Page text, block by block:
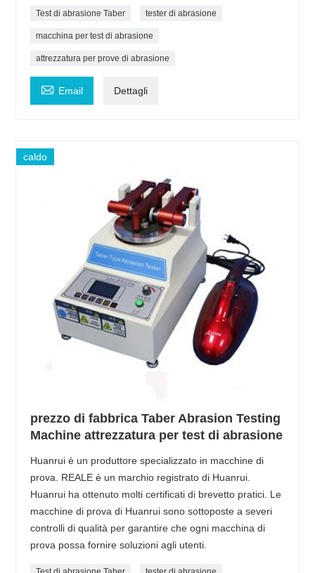
Test di abrasione Taber tester di abrasione
macchina per test di abrasione
attrezzatura per prove di abrasione
 Email Dettagli
caldo
prezzo di fabbrica Taber Abrasion Testing
Machine attrezzatura per test di abrasione
Huanrui è un produttore specializzato in macchine di
prova. REALE è un marchio registrato di Huanrui.
Huanrui ha ottenuto molti certificati di brevetto pratici. Le
macchine di prova di Huanrui sono sottoposte a severi
controlli di qualità per garantire che ogni macchina di
prova possa fornire soluzioni agli utenti.